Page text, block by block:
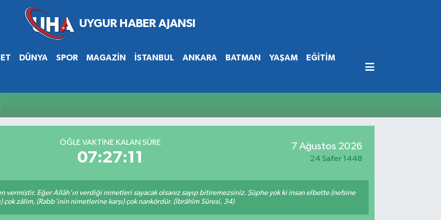
DÜNYA SPOR MAGAZİN İSTANBUL ANKARA BATMAN YAŞAM EĞİTİM
ÖĞLE VAKTİNE KALAN SÜRE
07:27:10
7 Ağustos 2026
24 Safer 1448
vermiştir. Eğer Allâh’ın verdiği nimetleri sayacak olsanız sayıp bitiremezsiniz. Şüphe yok ki insan elbette (nefsine
çok zâlim, (Rabb’inin nimetlerine karşı) çok nankördür. (İbrâhîm Sûresi, 34)